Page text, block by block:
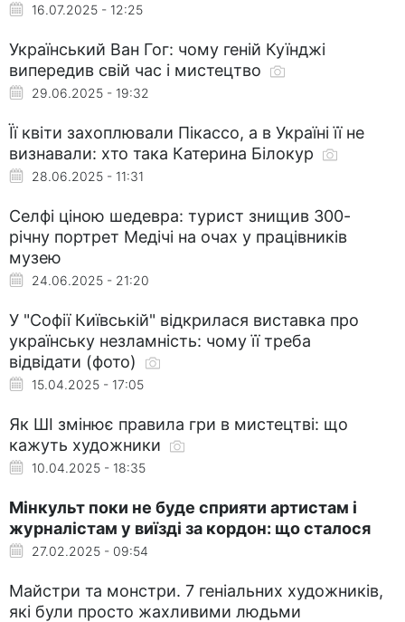
16.07.2025 - 12:25
Український Ван Гог: чому геній Куїнджі
випередив свій час і мистецтво
29.06.2025 - 19:32
Її квіти захоплювали Пікассо, а в Україні її не
визнавали: хто така Катерина Білокур
28.06.2025 - 11:31
Селфі ціною шедевра: турист знищив 300-
річну портрет Медічі на очах у працівників
музею
24.06.2025 - 21:20
У "Софії Київській" відкрилася виставка про
українську незламність: чому її треба
відвідати (фото)
15.04.2025 - 17:05
Як ШІ змінює правила гри в мистецтві: що
кажуть художники
10.04.2025 - 18:35
Мінкульт поки не буде сприяти артистам і
журналістам у виїзді за кордон: що сталося
27.02.2025 - 09:54
Майстри та монстри. 7 геніальних художників,
які були просто жахливими людьми